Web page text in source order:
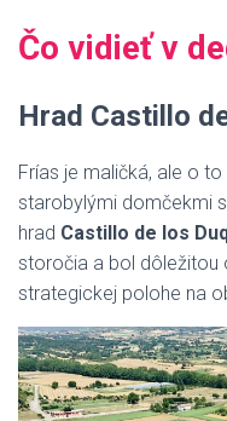
Čo vidieť v
Hrad Castillo
Frías je maličká, ale o
starobylými domčekmi
hrad Castillo de los
storočia a bol dôležitou
strategickej polohe na